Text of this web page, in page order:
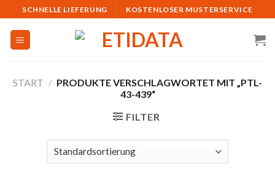
to
content
SCHNELLE LIEFERUNG KOSTENLOSER MUSTERSERVICE
START / PRODUKTE VERSCHLAGWORTET MIT „PTL-
43-439“
FILTER